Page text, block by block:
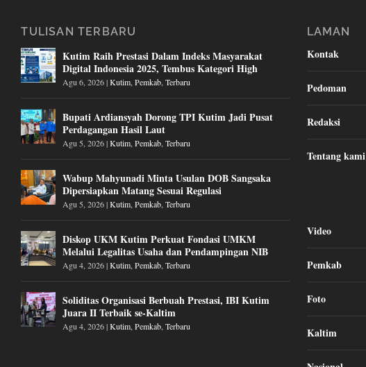
TULISAN TERBARU
Kutim Raih Prestasi Dalam Indeks Masyarakat
Digital Indonesia 2025, Tembus Kategori High
Agu 6, 2026|Kutim ,Pemkab ,Terbaru
Bupati Ardiansyah Dorong TPI Kutim Jadi Pusat
Perdagangan Hasil Laut
Agu 5, 2026|Kutim ,Pemkab ,Terbaru
Wabup Mahyunadi Minta Usulan DOB Sangsaka
Dipersiapkan Matang Sesuai Regulasi
Agu 5, 2026|Kutim ,Pemkab ,Terbaru
Diskop UKM Kutim Perkuat Fondasi UMKM
Melalui Legalitas Usaha dan Pendampingan NIB
Agu 4, 2026|Kutim ,Pemkab ,Terbaru
Soliditas Organisasi Berbuah Prestasi, IBI Kutim
Juara II Terbaik se-Kaltim
Agu 4, 2026|Kutim ,Pemkab ,Terbaru
LAMAN
Kontak
Pedoman
Redaksi
Tentang kami
Video
Pemkab
Foto
Kaltim